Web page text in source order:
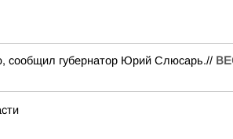
сообщил губернатор Юрий Слюсарь.//